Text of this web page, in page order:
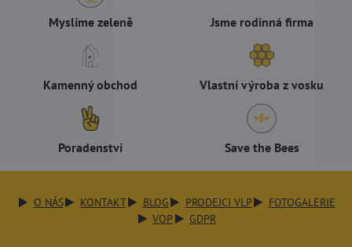
Myslíme zeleně Jsme rodinná firma
Kamenný obchod Vlastní výroba z vosku
Poradenství Save the Bees
O NÁS KONTAKT BLOG PRODEJCI VLP
FOTOGALERIE
VOP
GDPR